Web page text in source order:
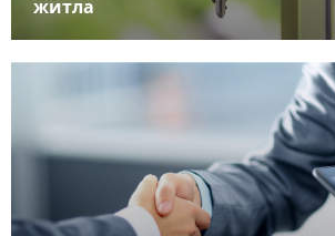
житла